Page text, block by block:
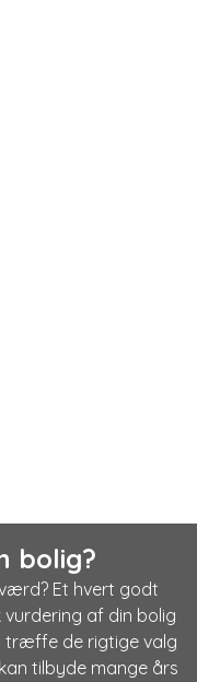
bolig?
Et hvert godt
af din bolig
træffe de rigtige valg
tilbyde mange års